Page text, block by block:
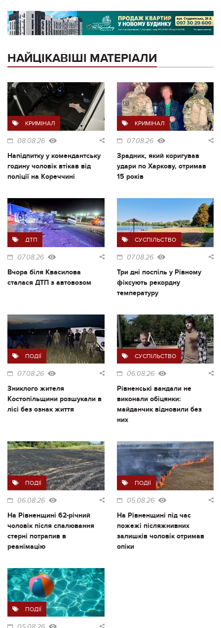
НАЙЦІКАВІШІ МАТЕРІАЛИ
КРИМІНАЛ
08.08.26
Напідпитку у комендантську
годину чоловік втікав від
поліції на Кореччині
КРИМІНАЛ
07.08.26
Зрадник, який коригував
удари по Харкову, отримав
15 років
ДТП
07.08.26
Вчора біля Квасилова
сталася ДТП з автовозом
СУСПІЛЬСТВО
07.08.26
Три дні поспіль у Рівному
фіксують рекордну
температуру
ПОДІЇ
07.08.26
Зниклого жителя
Костопільщини розшукали в
лісі без ознак життя
СУСПІЛЬСТВО
06.08.26
Рівненські вандали не
виконали обіцянки:
майданчик відновили без
них
ПОДІЇ
06.08.26
На Рівненщині 62-річний
чоловік після спалювання
стерні потрапив в
реанімацію
ПОДІЇ
05.08.26
На Рівненщині під час
пожежі післяжнивних
залишків чоловік отримав
опіки
ПОДІЇ